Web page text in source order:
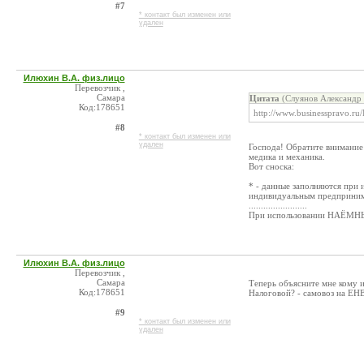
#7
* контакт был изменен или
удален
Илюхин В.А. физ.лицо
Перевозчик ,
Самара
Код:178651
#8
* контакт был изменен или
удален
Цитата (Слуянов
http://
Господа! Обратите
медика и механика.
Вот сноска:
* - данные заполняются при
индивидуальным
При использовании
Илюхин В.А. физ.лицо
Перевозчик ,
Самара
Код:178651
#9
* контакт был изменен или
удален
Теперь объясните мне кому
Налоговой? - самовоз на